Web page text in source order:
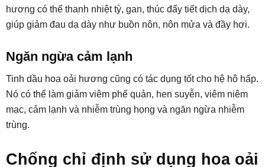
hương có thể thanh nhiệt tỳ, gan, thúc đẩy tiết dịch dạ dày,
giúp giảm đau dạ dày như buồn nôn, nôn mửa và đầy hơi.
Ngăn ngừa cảm lạnh
Tinh dầu hoa oải hương cũng có tác dụng tốt cho hệ hô hấp.
Nó có thể làm giảm viêm phế quản, hen suyễn, viêm niêm
mạc, cảm lạnh và nhiễm trùng họng và ngăn ngừa nhiễm
trùng.
Chống chỉ định sử dụng hoa oải